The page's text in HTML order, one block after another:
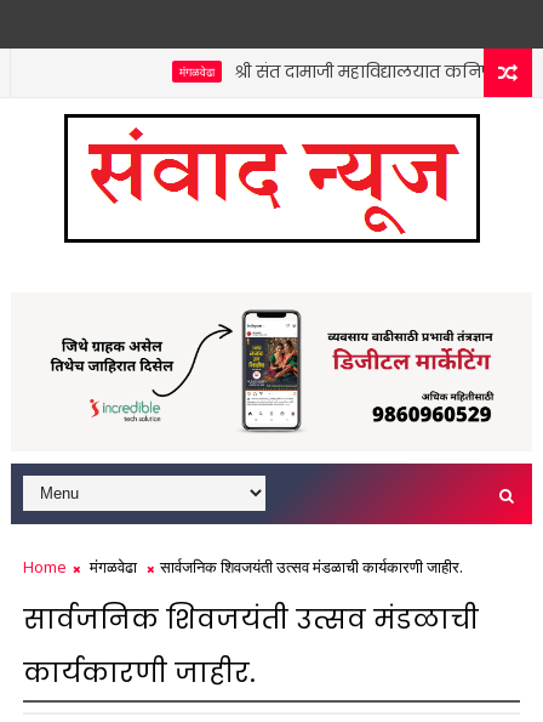
श्री संत दामाजी महाविद्यालयात कनिष्ठ
Home मंगळवेढा सार्वजनिक शिवजयंती उत्सव मंडळाची कार्यकारणी जाहीर.
सार्वजनिक शिवजयंती उत्सव मंडळाची
कार्यकारणी जाहीर.